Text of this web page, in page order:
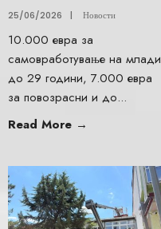
25/06/2026 | Новости
10.000 евра за
самовработување на млади
до 29 години, 7.000 евра
за повозрасни и до...
Read More →